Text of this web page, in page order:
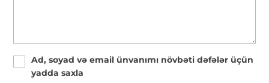
Ad, soyad və email ünvanımı növbəti dəfələr üçün
yadda saxla